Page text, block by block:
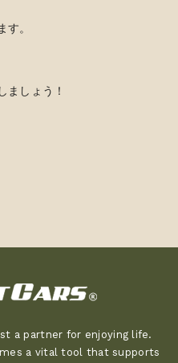
す。
ましょう！
a partner for enjoying life.
a vital tool that supports